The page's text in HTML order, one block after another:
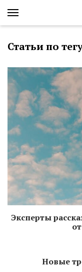
Статьи по
Эксперты
Новые